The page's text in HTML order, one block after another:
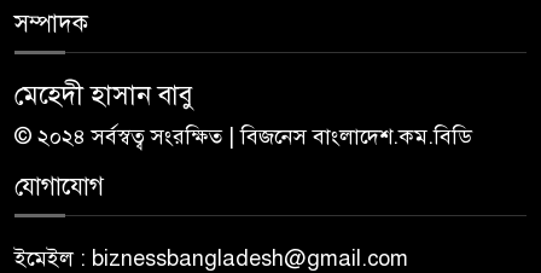
সম্পাদক
মেহেদী হাসান বাবু
© ২০২৪ সর্বস্বত্ব সংরক্ষিত | বিজনেস বাংলাদেশ.কম.বিডি
যোগাযোগ
ইমেইল : biznessbangladesh@gmail.com